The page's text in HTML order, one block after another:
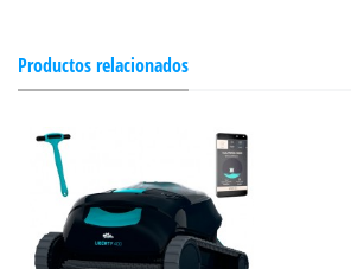
Productos relacionados